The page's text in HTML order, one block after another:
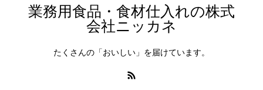
業務用食品・食材仕入れの株式
会社ニッカネ
たくさんの「おいしい」を届けています。